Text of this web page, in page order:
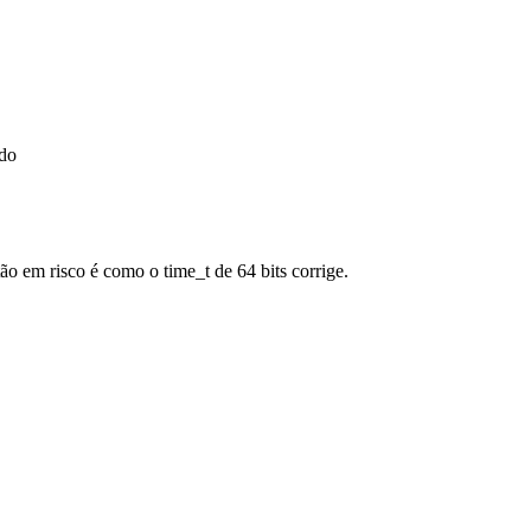
em risco é como o time_t de 64 bits corrige.